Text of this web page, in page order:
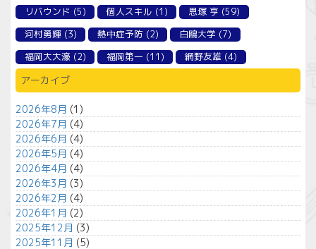
リバウンド (5) 個人スキル (1) 恩塚 亨 (59)
河村勇輝(3) 熱中症予防(2) 白鴎大学 (7)
福岡大大濠 (2) 福岡第一 (11) 網野友雄(4)
アーカイブ
2026年8月 (1)
2026年7月 (4)
2026年6月 (4)
2026年5月 (4)
2026年4月 (4)
2026年3月 (3)
2026年2月 (4)
2026年1月 (2)
2025年12月 (3)
2025年11月 (5)